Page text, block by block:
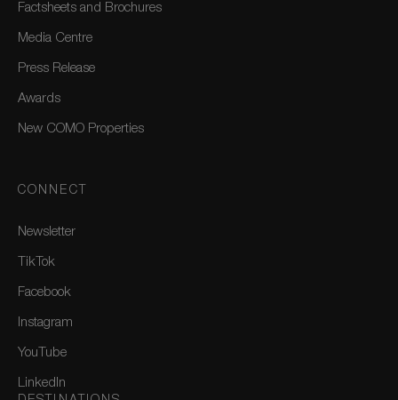
Factsheets and Brochures
Media Centre
Press Release
Awards
New COMO Properties
CONNECT
Newsletter
TikTok
Facebook
Instagram
YouTube
LinkedIn